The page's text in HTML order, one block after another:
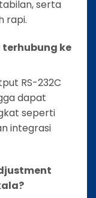
serta
rapi.
terhubung ke
RS-232C
dapat
seperti
integrasi